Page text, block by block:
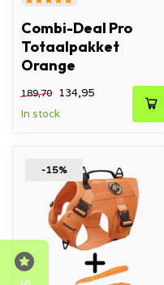
Combi-Deal Pro
Totaalpakket
Orange
189,70
134,95
In stock
-15%